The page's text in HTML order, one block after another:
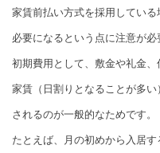
家賃前払い方式を採用してい
必要になるという点に注意が必
初期費用として、敷金や礼金
家賃（日割りとなることが多
されるのが一般的なためです。
たとえば、月の初めから入居